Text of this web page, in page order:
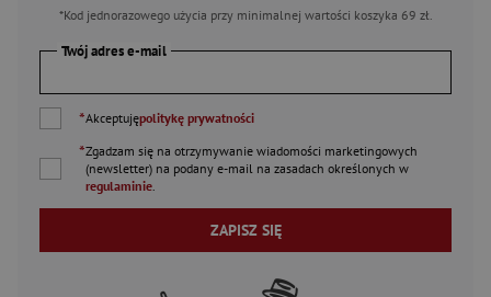
*Kod jednorazowego użycia przy minimalnej wartości koszyka 69 zł.
Twój adres e-mail
*Akceptujępolitykę prywatności
*Zgadzam się na otrzymywanie wiadomości marketingowych
(newsletter) na podany e-mail na zasadach określonych w
regulaminie
ZAPISZ SIĘ